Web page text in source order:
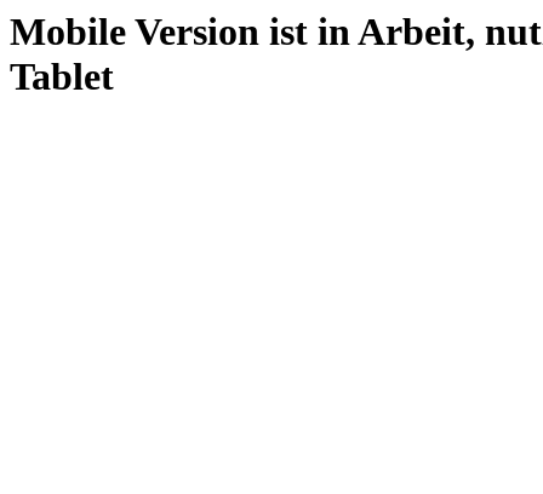
Mobile Version ist in Arbeit,
Tablet